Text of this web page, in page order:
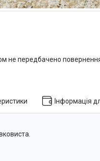
не передбачено
Інформація